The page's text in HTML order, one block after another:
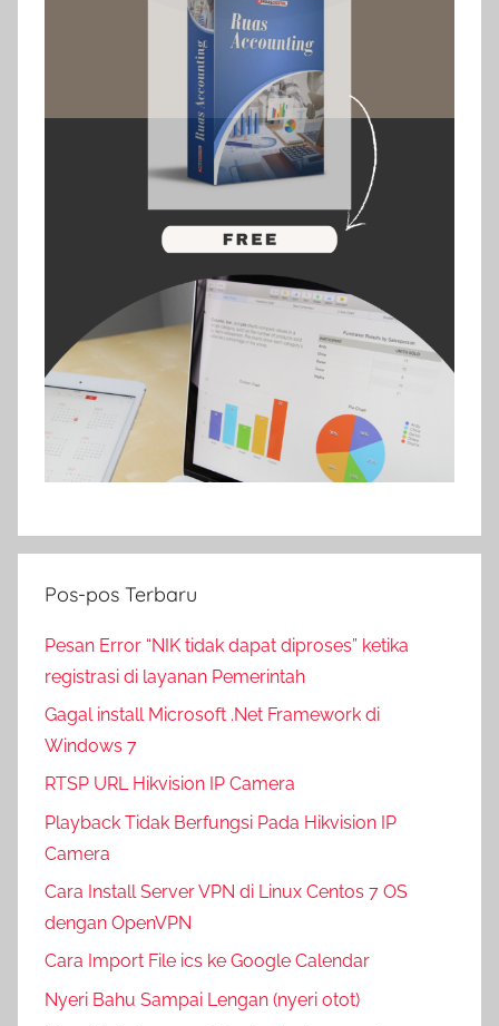
Pos-pos Terbaru
Pesan Error “NIK tidak dapat diproses” ketika
registrasi di layanan Pemerintah
Gagal install Microsoft .Net Framework di
Windows 7
RTSP URL Hikvision IP Camera
Playback Tidak Berfungsi Pada Hikvision IP
Camera
Cara Install Server VPN di Linux Centos 7 OS
dengan OpenVPN
Cara Import File ics ke Google Calendar
Nyeri Bahu Sampai Lengan (nyeri otot)